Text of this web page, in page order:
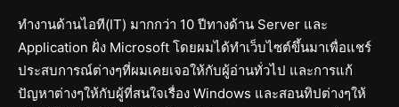
ทำงานด้านไอที(IT) มากกว่า 10 ปีทางด้าน Server และ
Application ฝั่ง Microsoft โดยผมได้ทำเว็บไซต์ขึ้นมาเพื่อแชร์
ประสบการณ์ต่างๆที่ผมเคยเจอให้กับผู้อ่านทั่วไป และการแก้
ปัญหาต่างๆให้กับผู้ที่สนใจเรื่อง Windows และสอนทิปต่างๆให้